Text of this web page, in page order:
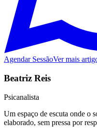
Agendar SessãoVer mais
Beatriz Reis
Psicanalista
Um espaço de escuta onde o
elaborado, sem pressa por